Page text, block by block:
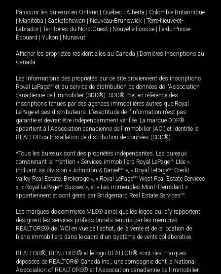
Parcourir les bureaux en Ontario Québec Alberta
Colombie-Britannique
Manitoba Saskatchewan Nouveau-Brunswick
Terre-Neuve-et-
Labrador
Territoires du Nord-Ouest Nouvelle-Écosse
Île-du-Prince-
Édouard
Yukon Nunavut
Afficher les propriétés résidentielles au Canada
Dernières inscriptions au
Canada
Les informations des propriétés sur ce site proviennent des inscriptions
Royal LePageMD et du service de distribution de données de l'Association
canadienne de l’immobilier (SDD®). SDD® met en référence des
inscriptions tenues par des agences immobilières autres que Royal
LePage et ses distributeurs. L'exactitude de l'information n'est pas
garantie et devrait être indépendamment vérifiée. La marque DDF®
appartient à l'Association canadienne de l’immobilier (ACI) et identifie le
REALTOR.ca Installation de distribution de données (SDD®).
*Tous les bureaux sont des propriétés indépendantes. Les bureaux
comprenant la mention « Services immobiliers Royal LePageMD Ltée »,
incluant sa division « Johnston & Daniel MD », « Royal LePageMD Credit
Valley Real Estate, Brokerage », « Royal LePageMD West Real Estate Services
», « Royal LePageMD Sussex », et « Les immeubles Mont-Tremblant »
appartiennent et sont gérés par Bridgemarq Real Estate ServicesMD.
Les marques de commerce MLS® ainsi que les logos qui s'y rapportent
désignent les services professionnels rendus par les membres
REALTORS® de l'ACI en vue de l'achat, de la vente et de la location de
biens immobiliers dans le cadre d'un système de vente collaborative.
REALTOR®, REALTORS® et le logo REALTOR® sont des marques
déposées de REALTOR® Canada Inc., une compagnie dont la National
Association of REALTORS® et l'Association canadienne de l’immobilier